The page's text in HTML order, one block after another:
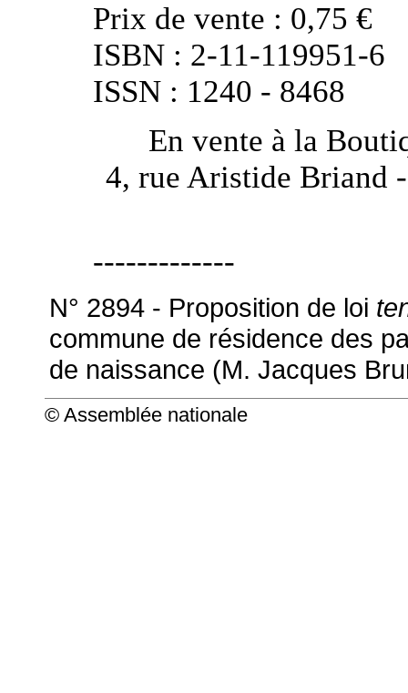
Prix de vente : 0,75 €
ISBN : 2-11-119951-6
ISSN : 1240 - 8468
En vente à la
4, rue Aristide Briand
-------------
N° 2894 - Proposition de loi
commune de résidence des
de naissance (M. Jacques
© Assemblée nationale